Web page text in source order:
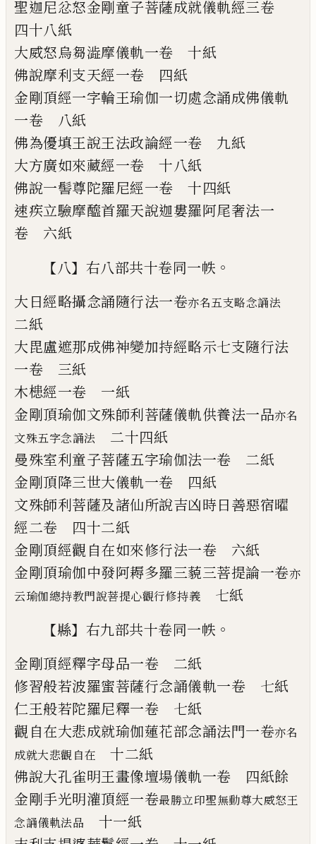
聖迦尼忿怒金剛童子菩薩成就儀軌經三卷
四十八紙
大威怒烏芻澁摩儀軌一卷 十紙
佛說摩利支天經一卷 四紙
金剛頂經一字輪王瑜伽一切處念誦成佛儀軌
一卷 八紙
佛為優填王說王法政論經一卷 九紙
大方廣如來藏經一卷 十八紙
佛說一髻尊陀羅尼經一卷 十四紙
速疾立驗摩醯首羅天說迦婁羅阿尾奢法一
卷 六紙
【八】 右八部共十卷同一帙 。
大日經略攝念誦隨行法一卷亦名五支略念誦法
二紙
大毘盧遮那成佛神變加持經略示七支隨行法
一卷 三紙
木槵經一卷 一紙
金剛頂瑜伽文殊師利菩薩儀軌供養法一品亦名
文殊五字念誦法
二十四紙
曼殊室利童子菩薩五字瑜伽法一卷 二紙
金剛頂降三世大儀軌一卷 四紙
文殊師利菩薩及諸仙所說吉凶時日善惡宿曜
經二卷 四十二紙
金剛頂經觀自在如來修行法一卷 六紙
金剛頂瑜伽中發阿耨多羅三藐三菩提論一卷亦
云瑜伽總持教門說菩提心觀行修持義
七紙
【縣】 右九部共十卷同一帙 。
金剛頂經釋字母品一卷 二紙
修習般若波羅蜜菩薩行念誦儀軌一卷 七紙
仁王般若陀羅尼釋一卷 七紙
觀自在大悲成就瑜伽蓮花部念誦法門一卷亦名
成就大悲觀自在
十二紙
佛說大孔雀明王畫像壇場儀軌一卷 四紙餘
金剛手光明灌頂經一卷最勝立印聖無動尊大威怒王
念誦儀軌法品
十一紙